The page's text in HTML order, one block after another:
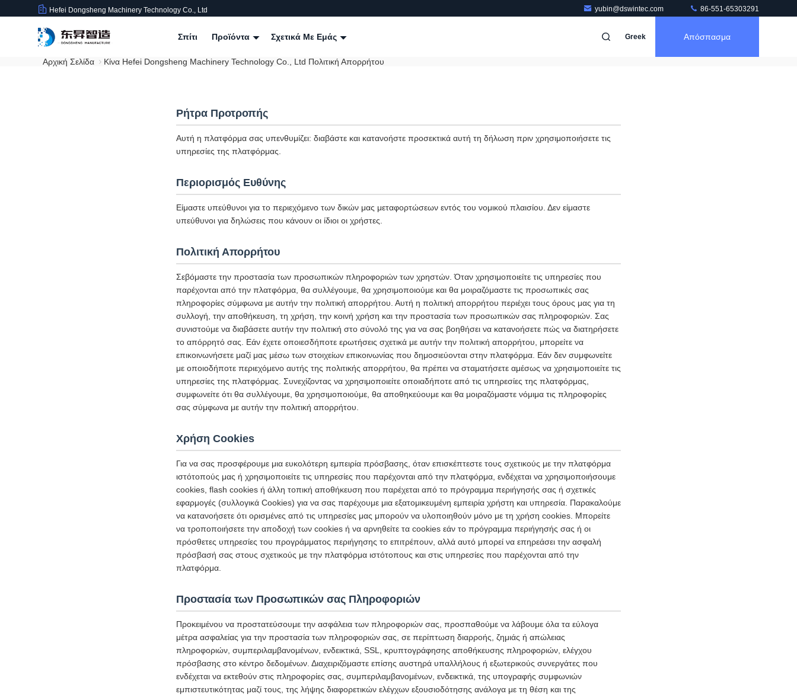
Hefei Dongsheng Machinery Technology Co., Ltd yubin@dswintec.com 86-551-65303291
Σπίτι Προϊόντα Σχετικά Με Εμάς Greek Απόσπασμα
Αρχική Σελίδα Κίνα Hefei Dongsheng Machinery Technology Co., Ltd Πολιτική Απορρήτου
Ρήτρα Προτροπής
Αυτή η πλατφόρμα σας υπενθυμίζει: διαβάστε και κατανοήστε προσεκτικά αυτή τη δήλωση πριν χρησιμοποιήσετε τις
υπηρεσίες της πλατφόρμας.
Περιορισμός Ευθύνης
Είμαστε υπεύθυνοι για το περιεχόμενο των δικών μας μεταφορτώσεων εντός του νομικού πλαισίου. Δεν είμαστε
υπεύθυνοι για δηλώσεις που κάνουν οι ίδιοι οι χρήστες.
Πολιτική Απορρήτου
Σεβόμαστε την προστασία των προσωπικών πληροφοριών των χρηστών. Όταν χρησιμοποιείτε τις υπηρεσίες που
παρέχονται από την πλατφόρμα, θα συλλέγουμε, θα χρησιμοποιούμε και θα μοιραζόμαστε τις προσωπικές σας
πληροφορίες σύμφωνα με αυτήν την πολιτική απορρήτου. Αυτή η πολιτική απορρήτου περιέχει τους όρους μας για τη
συλλογή, την αποθήκευση, τη χρήση, την κοινή χρήση και την προστασία των προσωπικών σας πληροφοριών. Σας
συνιστούμε να διαβάσετε αυτήν την πολιτική στο σύνολό της για να σας βοηθήσει να κατανοήσετε πώς να διατηρήσετε
το απόρρητό σας. Εάν έχετε οποιεσδήποτε ερωτήσεις σχετικά με αυτήν την πολιτική απορρήτου, μπορείτε να
επικοινωνήσετε μαζί μας μέσω των στοιχείων επικοινωνίας που δημοσιεύονται στην πλατφόρμα. Εάν δεν συμφωνείτε
με οποιοδήποτε περιεχόμενο αυτής της πολιτικής απορρήτου, θα πρέπει να σταματήσετε αμέσως να χρησιμοποιείτε τις
υπηρεσίες της πλατφόρμας. Συνεχίζοντας να χρησιμοποιείτε οποιαδήποτε από τις υπηρεσίες της πλατφόρμας,
συμφωνείτε ότι θα συλλέγουμε, θα χρησιμοποιούμε, θα αποθηκεύουμε και θα μοιραζόμαστε νόμιμα τις πληροφορίες
σας σύμφωνα με αυτήν την πολιτική απορρήτου.
Χρήση Cookies
Για να σας προσφέρουμε μια ευκολότερη εμπειρία πρόσβασης, όταν επισκέπτεστε τους σχετικούς με την πλατφόρμα
ιστότοπούς μας ή χρησιμοποιείτε τις υπηρεσίες που παρέχονται από την πλατφόρμα, ενδέχεται να χρησιμοποιήσουμε
cookies, flash cookies ή άλλη τοπική αποθήκευση που παρέχεται από το πρόγραμμα περιήγησής σας ή σχετικές
εφαρμογές (συλλογικά Cookies) για να σας παρέχουμε μια εξατομικευμένη εμπειρία χρήστη και υπηρεσία. Παρακαλούμε
να κατανοήσετε ότι ορισμένες από τις υπηρεσίες μας μπορούν να υλοποιηθούν μόνο με τη χρήση cookies. Μπορείτε
να τροποποιήσετε την αποδοχή των cookies ή να αρνηθείτε τα cookies εάν το πρόγραμμα περιήγησής σας ή οι
πρόσθετες υπηρεσίες του προγράμματος περιήγησης το επιτρέπουν, αλλά αυτό μπορεί να επηρεάσει την ασφαλή
πρόσβασή σας στους σχετικούς με την πλατφόρμα ιστότοπους και στις υπηρεσίες που παρέχονται από την
πλατφόρμα.
Προστασία των Προσωπικών σας Πληροφοριών
Προκειμένου να προστατεύσουμε την ασφάλεια των πληροφοριών σας, προσπαθούμε να λάβουμε όλα τα εύλογα
μέτρα ασφαλείας για την προστασία των πληροφοριών σας, σε περίπτωση διαρροής, ζημιάς ή απώλειας
πληροφοριών, συμπεριλαμβανομένων, ενδεικτικά, SSL, κρυπτογράφησης αποθήκευσης πληροφοριών, ελέγχου
πρόσβασης στο κέντρο δεδομένων. Διαχειριζόμαστε επίσης αυστηρά υπαλλήλους ή εξωτερικούς συνεργάτες που
ενδέχεται να εκτεθούν στις πληροφορίες σας, συμπεριλαμβανομένων, ενδεικτικά, της υπογραφής συμφωνιών
εμπιστευτικότητας μαζί τους, της λήψης διαφορετικών ελέγχων εξουσιοδότησης ανάλογα με τη θέση και της